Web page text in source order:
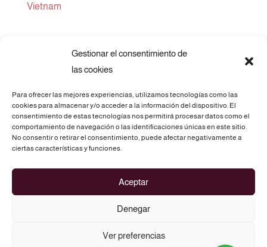
Gestionar el consentimiento de
las cookies
Para ofrecer las mejores experiencias, utilizamos tecnologías como las
cookies para almacenar y/o acceder a la información del dispositivo. El
consentimiento de estas tecnologías nos permitirá procesar datos como el
comportamiento de navegación o las identificaciones únicas en este sitio.
No consentir o retirar el consentimiento, puede afectar negativamente a
ciertas características y funciones.
Aceptar
Denegar
Ver preferencias
Vietnam
Telf.: 675 69 73 28
C/. Atz, 3 - 03290 ELCHE (Alicante)
info@routesofasia.com